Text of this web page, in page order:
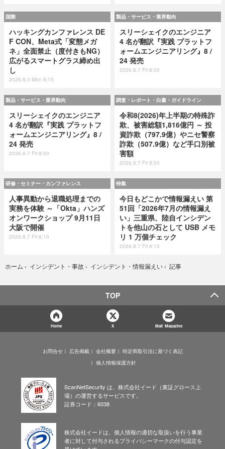
国際
ハッキングカンファレンス DE
F CON、Meta式「変態メガ
ネ」全面禁止（度付きもNG）
広がるスマートグラス締め出
し
2026.8.3 Mon 8:15
製品・サービス・業界動向
スリーシェイクのエンジニア
4 名が翻訳『実践 プラットフ
ォームエンジニアリング』8 /
24 発売
2026.8.7 Fri 8:00
製品・サービス・業界動向
スリーシェイクのエンジニア
4 名が翻訳『実践 プラットフ
ォームエンジニアリング』8 /
24 発売
2026.8.7 Fri 8:00
調査・レポート・白書・ガイドライン
令和8(2026)年上半期の特殊詐
欺、被害総額1,816億円 ～ 投
資詐欺（797.9億）やニセ警察
詐欺（507.9億）など手口別被
害額
2026.8.7 Fri 8:00
研修・セミナー・カンファレンス
人事異動から退職処理までの
実務を体験 ～「Okta」ハンズ
オンワークショップ 9月11日
大阪で開催
2026.8.7 Fri 8:10
特集
今日もどこかで情報漏えい 第
51回「2026年7月の情報漏え
い」三重県、陸自インシデン
トを他山の石として USB メモ
リ 1 万個チェック
2026.8.7 Fri 8:15
ホーム › インシデント・事故 › インシデント・情報漏えい › 記事
TOP
Home X Mail Magazine
お問合せ 広告掲載 会社概要
特定商取引法に基づく表記
個人情報保護方針
ScanNetSecurity は、株式会社イード（東証グロース上
場）の運営するサービスです。
証券コード：6038
株式会社イードは、個人情報の適切な取扱いを行う事業
者に対して付与されるプライバシーマークの付与認定を